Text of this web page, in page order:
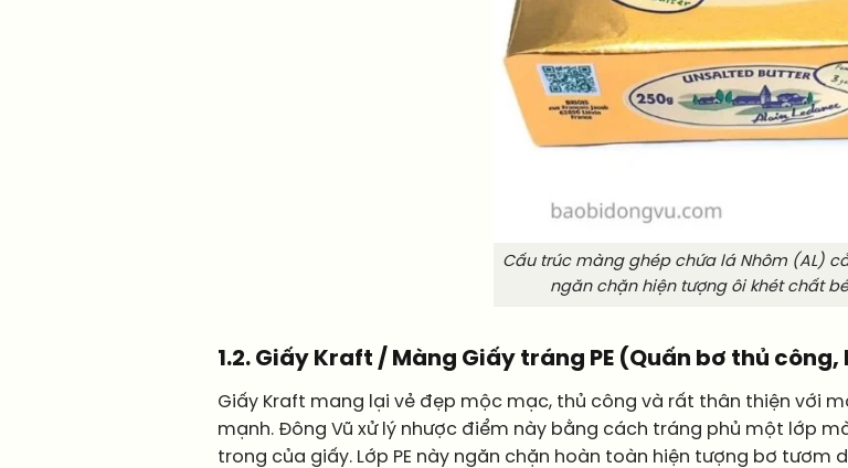
Cấu trúc màng ghép chứa lá Nhôm (AL)
ngăn chặn hiện tượng ôi khét chất
1.2. Giấy Kraft / Màng Giấy tráng PE (Quấn bơ thủ
Giấy Kraft mang lại vẻ đẹp mộc mạc, thủ công và rất thân thiện với
mạnh. Đông Vũ xử lý nhược điểm này bằng cách tráng phủ một lớp
trong của giấy. Lớp PE này ngăn chặn hoàn toàn hiện tượng bơ tươm